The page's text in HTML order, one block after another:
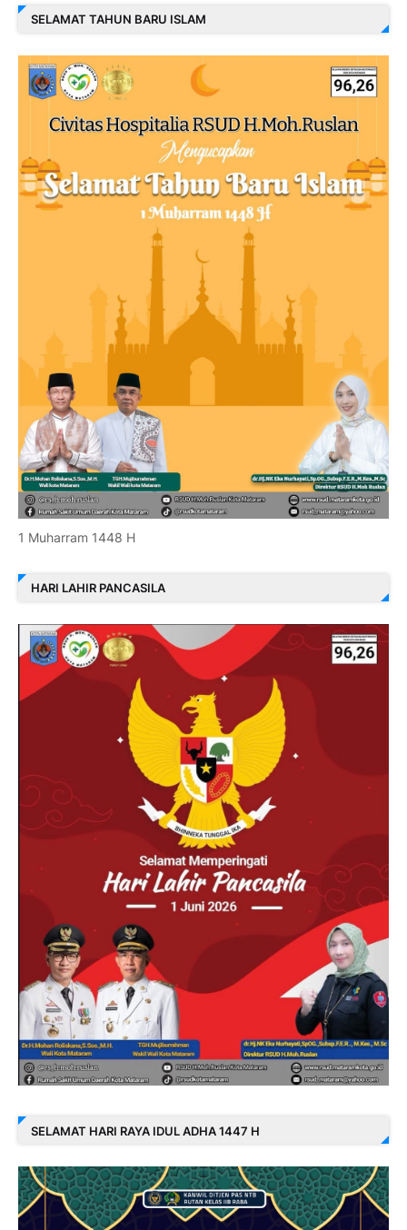
SELAMAT TAHUN BARU ISLAM
1 Muharram 1448 H
HARI LAHIR PANCASILA
SELAMAT HARI RAYA IDUL ADHA 1447 H